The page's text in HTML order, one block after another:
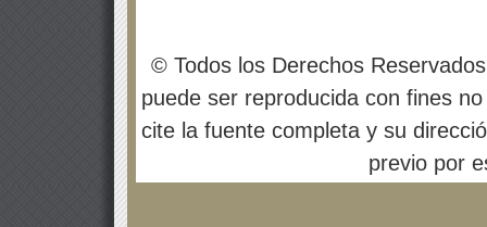
© Todos los Derechos
puede ser reproducida con fines
cite la fuente completa y su
previo por